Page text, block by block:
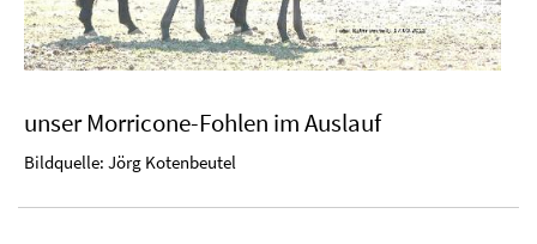
unser Morricone-Fohlen im Auslauf
Bildquelle: Jörg Kotenbeutel